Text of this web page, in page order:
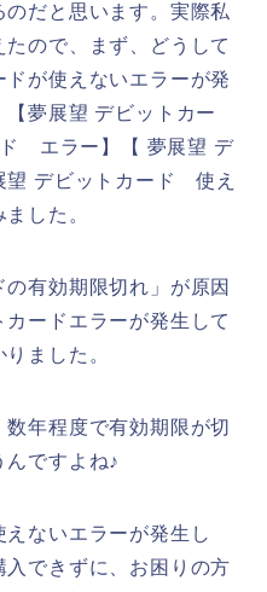
だと思います。実際私
ので、まず、どうして
が使えないエラーが発
夢展望 デビットカー
ド エラー】【 夢展望 デ
デビットカード 使え
した。
有効期限切れ」が原因
ードエラーが発生して
ました。
年程度で有効期限が切
んですよね♪
ないエラーが発生し
できずに、お困りの方